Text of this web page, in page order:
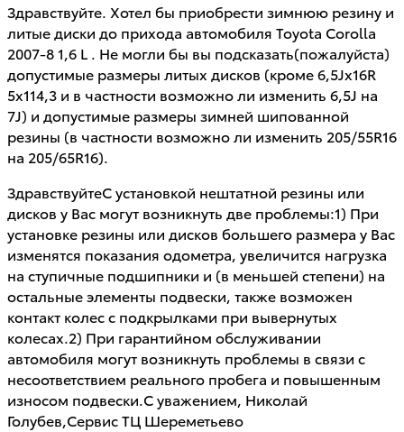
Здравствуйте. Хотел бы приобрести зимнюю резину и
литые диски до прихода автомобиля Toyota Corolla
2007-8 1,6 L . Не могли бы вы подсказать(пожалуйста)
допустимые размеры литых дисков (кроме 6,5Jх16R
5х114,3 и в частности возможно ли изменить 6,5J на
7J) и допустимые размеры зимней шипованной
резины (в частности возможно ли изменить 205/55R16
на 205/65R16).
ЗдравствуйтеС установкой нештатной резины или
дисков у Вас могут возникнуть две проблемы:1) При
установке резины или дисков большего размера у Вас
изменятся показания одометра, увеличится нагрузка
на ступичные подшипники и (в меньшей степени) на
остальные элементы подвески, также возможен
контакт колес с подкрылками при вывернутых
колесах.2) При гарантийном обслуживании
автомобиля могут возникнуть проблемы в связи с
несоответствием реального пробега и повышенным
износом подвески.С уважением, Николай
Голубев,Сервис ТЦ Шереметьево